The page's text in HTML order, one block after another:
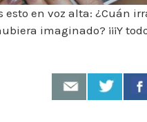
en voz alta: ¿Cuán
imaginado? ¡¡¡Y